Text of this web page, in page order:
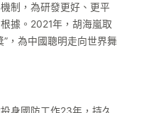
制，為研發更好、更平
據。2021年，胡海嵐取
，為中國聰明走向世界舞